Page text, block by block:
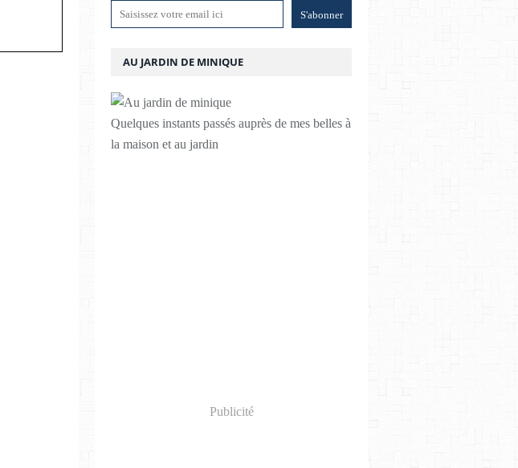
AU JARDIN DE MINIQUE
Quelques instants passés auprès de mes belles à
la maison et au jardin
Publicité